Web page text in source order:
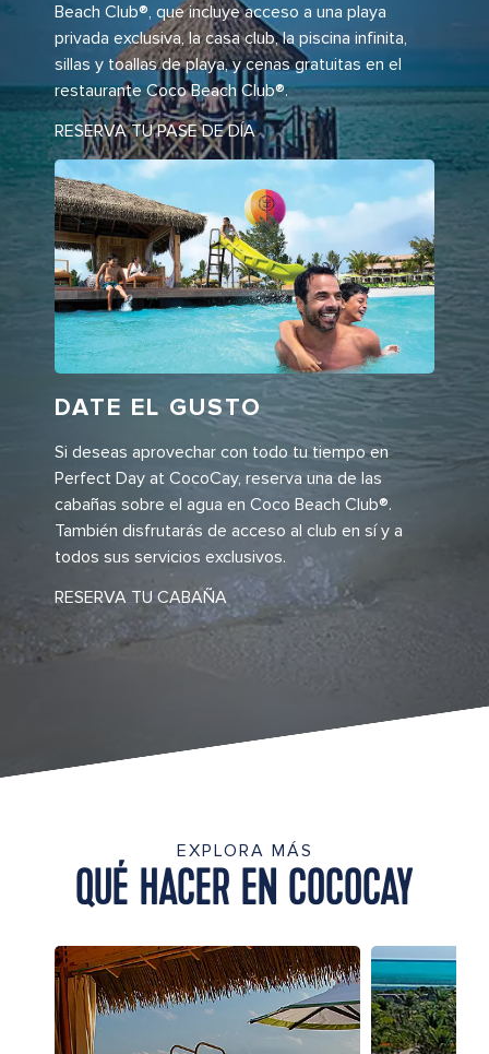
Beach Club®, que incluye acceso a una playa
privada exclusiva, la casa club, la piscina infinita,
sillas y toallas de playa, y cenas gratuitas en el
restaurante Coco Beach Club®.
RESERVA TU PASE DE DÍA
DATE EL GUSTO
Si deseas aprovechar con todo tu tiempo en
Perfect Day at CocoCay, reserva una de las
cabañas sobre el agua en Coco Beach Club®.
También disfrutarás de acceso al club en sí y a
todos sus servicios exclusivos.
RESERVA TU CABAÑA
EXPLORA MÁS
QUÉ HACER EN COCOCAY